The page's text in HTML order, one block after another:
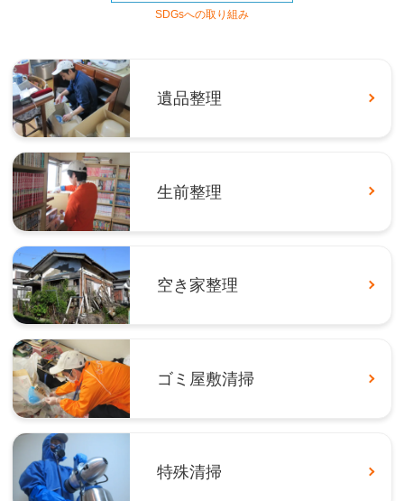
SDGsへの取り組み
遺品整理
生前整理
空き家整理
ゴミ屋敷清掃
特殊清掃